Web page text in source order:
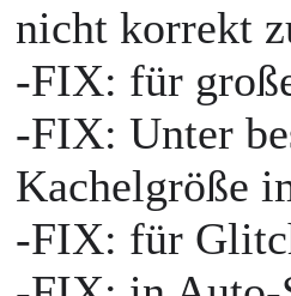
nicht korrekt
-FIX: für
-FIX: Unter
Kachelgröße
-FIX: für